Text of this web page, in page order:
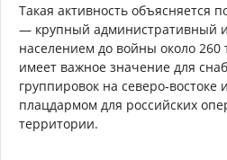
Такая активность объясняется
— крупный административный и
населением до войны около 260
имеет важное значение для
группировок на северо-востоке
плацдармом для российских
территории.